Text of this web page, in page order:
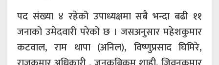
पद संख्या ४ रहेको उपाध्यक्षमा सबै भन्दा बढी ११
जनाको उमेदवारी परेको छ । जसअनुसार महेशकुमार
कटवाल, राम थापा (अनिल), विष्णुप्रसाद घिमिरे,